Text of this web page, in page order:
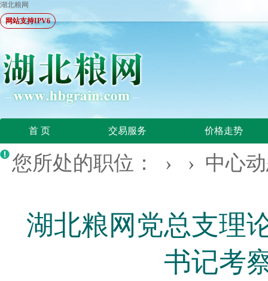
湖北粮网
网站支持IPV6
首 页 交易服务 价格走势
您所处的职位： › › 中心
湖北粮网党总支理
书记考